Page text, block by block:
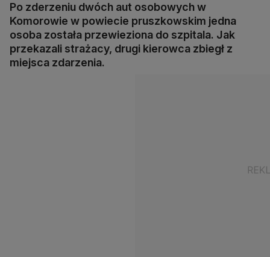
Po zderzeniu dwóch aut osobowych w
Komorowie w powiecie pruszkowskim jedna
osoba została przewieziona do szpitala. Jak
przekazali strażacy, drugi kierowca zbiegł z
miejsca zdarzenia.